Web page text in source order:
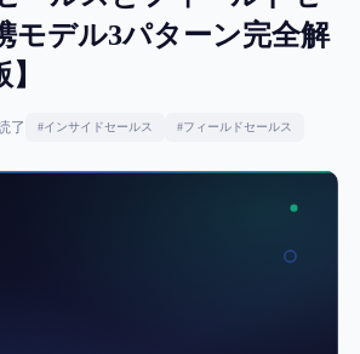
モデル3パターン完全解
了 #インサイドセールス #フィールドセールス